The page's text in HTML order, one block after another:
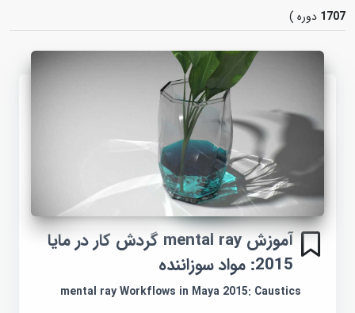
1707 دوره )
آموزش mental ray گردش کار در مایا
2015: مواد سوزاننده
mental ray Workflows in Maya 2015: Caustics